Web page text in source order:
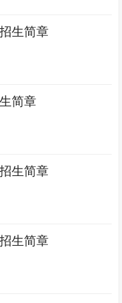
生简章
简章
生简章
生简章